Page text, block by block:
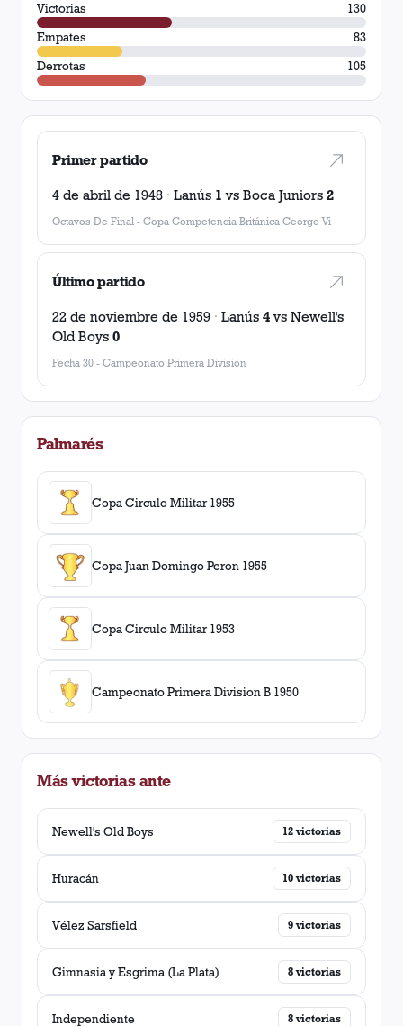
Victorias
130
Empates
83
Derrotas
105
Primer partido
4 de abril de 1948 · Lanús 1 vs Boca Juniors 2
Octavos De Final - Copa Competencia Británica George Vi
Último partido
22 de noviembre de 1959 · Lanús 4vs Newell's
Old Boys 0
Fecha 30 - Campeonato Primera Division
Palmarés
Copa Circulo Militar 1955
Copa Juan Domingo Peron 1955
Copa Circulo Militar 1953
Campeonato Primera Division B 1950
Más victorias ante
Newell's Old Boys 12 victorias
Huracán 10 victorias
Vélez Sarsfield 9 victorias
Gimnasia y Esgrima (La Plata) 8 victorias
Independiente 8 victorias